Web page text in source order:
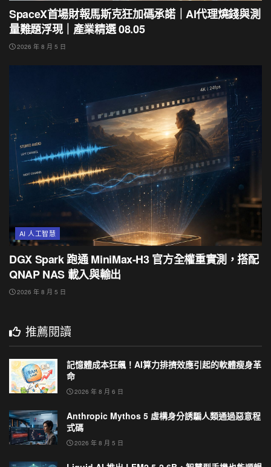
SpaceX首場財報馬斯克狂加碼承諾｜AI代理燒錢與測
量難題浮現｜產業精選 08.05
2026 年 8 月 5 日
AI 人工智慧
DGX Spark 跑通 MiniMax-H3 官方全權重實測，搭配
QNAP NAS 載入與輸出
2026 年 8 月 5 日
推薦閱讀
記憶體成本狂飆！AI算力排擠效應引起的軟體瘦身革
命
2026 年 8 月 6 日
Anthropic Mythos 5 虛構身分誘騙人類通過惡意程
式碼
2026 年 8 月 5 日